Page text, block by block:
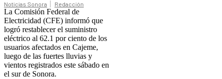
Noticias Sonora Redacción
La Comisión Federal de
Electricidad (CFE) informó que
logró restablecer el suministro
eléctrico al 62.1 por ciento de los
usuarios afectados en Cajeme,
luego de las fuertes lluvias y
vientos registrados este sábado en
el sur de Sonora.